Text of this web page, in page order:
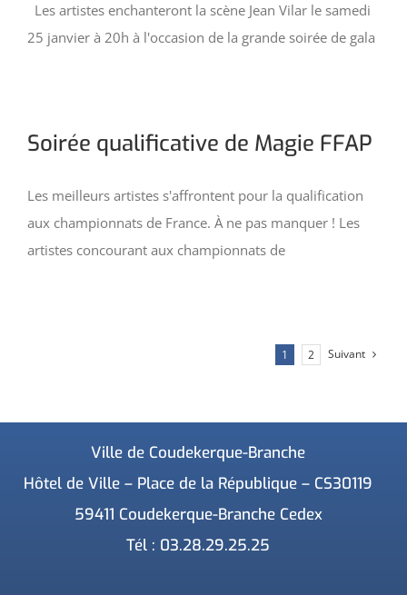
Les artistes enchanteront la scène Jean Vilar le samedi
25 janvier à 20h à l'occasion de la grande soirée de gala
Soirée qualificative de Magie FFAP
Les meilleurs artistes s'affrontent pour la qualification
aux championnats de France. À ne pas manquer ! Les
artistes concourant aux championnats de
1 2 Suivant
Ville de Coudekerque-Branche
Hôtel de Ville – Place de la République – CS30119
59411 Coudekerque-Branche Cedex
Tél : 03.28.29.25.25